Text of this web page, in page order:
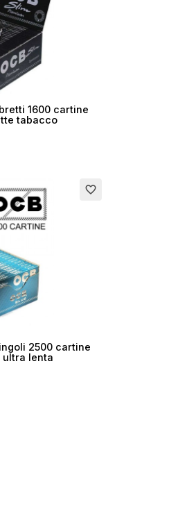
1600 cartine
tabacco
favorite_border
2500 cartine
ultra lenta